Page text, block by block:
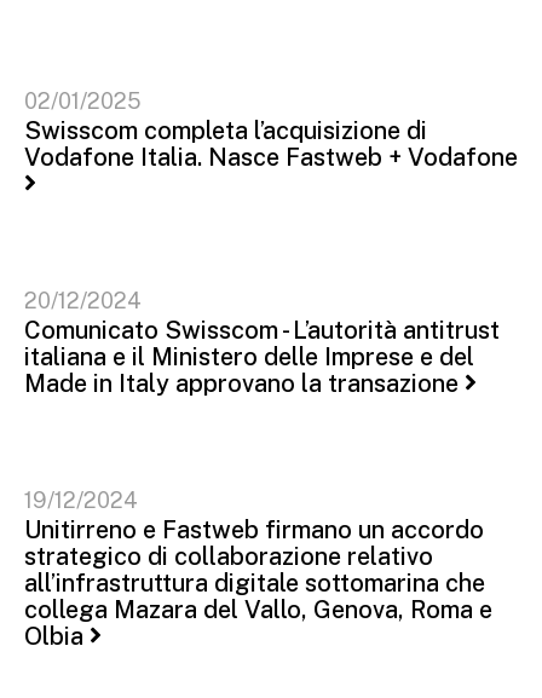
02/01/2025
Swisscom completa l’acquisizione di
Vodafone Italia. Nasce Fastweb + Vodafone
20/12/2024
Comunicato Swisscom - L’autorità antitrust
italiana e il Ministero delle Imprese e del
Made in Italy approvano la transazione
19/12/2024
Unitirreno e Fastweb firmano un accordo
strategico di collaborazione relativo
all’infrastruttura digitale sottomarina che
collega Mazara del Vallo, Genova, Roma e
Olbia